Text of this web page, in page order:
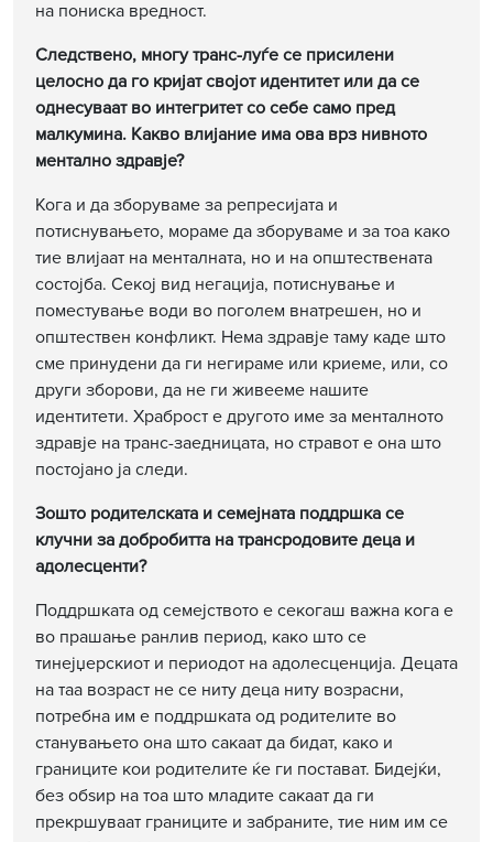
на пониска вредност.
Следствено, многу транс-луѓе се присилени
целосно да го кријат својот идентитет или да се
однесуваат во интегритет со себе само пред
малкумина. Какво влијание има ова врз нивното
ментално здравје?
Кога и да зборуваме за репресијата и
потиснувањето, мораме да зборуваме и за тоа како
тие влијаат на менталната, но и на општествената
состојба. Секој вид негација, потиснување и
поместување води во поголем внатрешен, но и
општествен конфликт. Нема здравје таму каде што
сме принудени да ги негираме или криеме, или, со
други зборови, да не ги живееме нашите
идентитети. Храброст е другото име за менталното
здравје на транс-заедницата, но стравот е она што
постојано ја следи.
Зошто родителската и семејната поддршка се
клучни за добробитта на трансродовите деца и
адолесценти?
Поддршката од семејството е секогаш важна кога е
во прашање ранлив период, како што се
тинејџерскиот и периодот на адолесценција. Децата
на таа возраст не се ниту деца ниту возрасни,
потребна им е поддршката од родителите во
станувањето она што сакаат да бидат, како и
границите кои родителите ќе ги постават. Бидејќи,
без обѕир на тоа што младите сакаат да ги
прекршуваат границите и забраните, тие ним им се